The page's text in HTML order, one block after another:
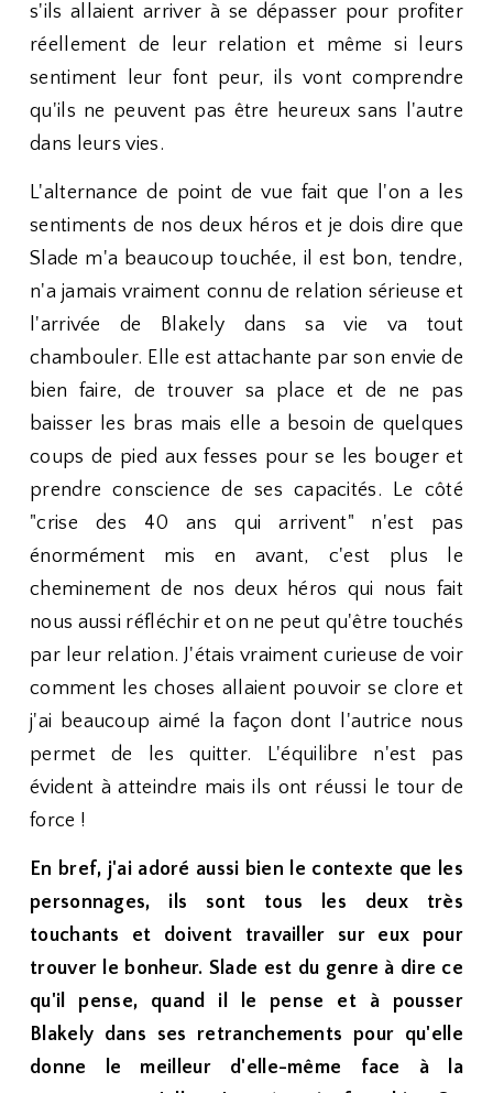
s'ils allaient arriver à se dépasser pour profiter
réellement de leur relation et même si leurs
sentiment leur font peur, ils vont comprendre
qu'ils ne peuvent pas être heureux sans l'autre
dans leurs vies.
L'alternance de point de vue fait que l'on a les
sentiments de nos deux héros et je dois dire que
Slade m'a beaucoup touchée, il est bon, tendre,
n'a jamais vraiment connu de relation sérieuse et
l'arrivée de Blakely dans sa vie va tout
chambouler. Elle est attachante par son envie de
bien faire, de trouver sa place et de ne pas
baisser les bras mais elle a besoin de quelques
coups de pied aux fesses pour se les bouger et
prendre conscience de ses capacités. Le côté
"crise des 40 ans qui arrivent" n'est pas
énormément mis en avant, c'est plus le
cheminement de nos deux héros qui nous fait
nous aussi réfléchir et on ne peut qu'être touchés
par leur relation. J'étais vraiment curieuse de voir
comment les choses allaient pouvoir se clore et
j'ai beaucoup aimé la façon dont l'autrice nous
permet de les quitter. L'équilibre n'est pas
évident à atteindre mais ils ont réussi le tour de
force !
En bref, j'ai adoré aussi bien le contexte que les
personnages, ils sont tous les deux très
touchants et doivent travailler sur eux pour
trouver le bonheur. Slade est du genre à dire ce
qu'il pense, quand il le pense et à pousser
Blakely dans ses retranchements pour qu'elle
donne le meilleur d'elle-même face à la